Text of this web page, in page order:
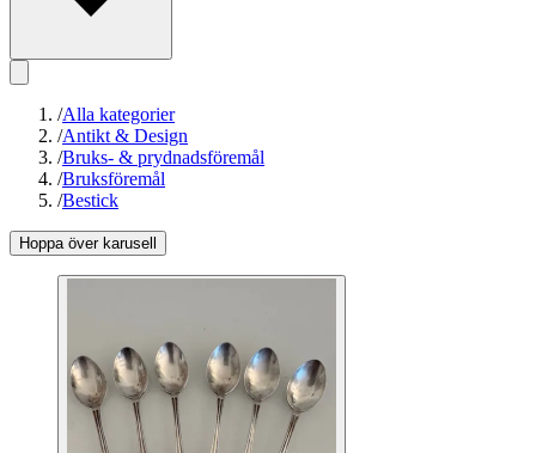
/Alla kategorier
/Antikt & Design
/Bruks- & prydnadsföremål
/Bruksföremål
/Bestick
Hoppa över karusell